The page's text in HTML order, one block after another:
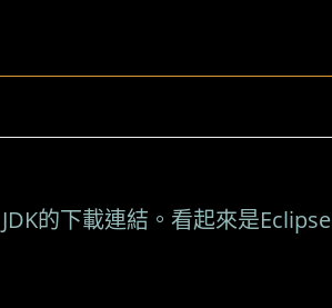
的下載連結。看起來是Eclipse